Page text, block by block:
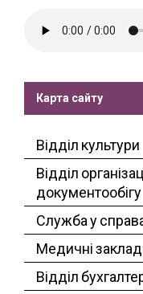
Карта сайту
Відділ культури
Відділ
документообігу
Служба у
Медичні
Відділ